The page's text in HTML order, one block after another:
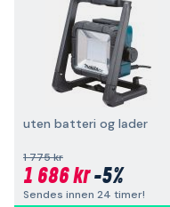
uten batteri og lader
1 775 kr
1 686 kr-5%
Sendes innen 24 timer!